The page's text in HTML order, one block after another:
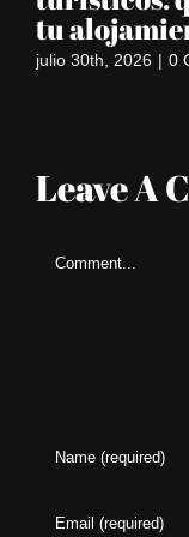
tu
julio 30th, 2026 | 0
Leave A
Comment